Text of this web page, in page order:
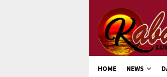
konten
HOME NEWS